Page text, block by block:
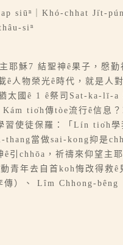
siūⁿ｜Khó-chhat Ji̍t-
siⁿ
穌7 結聖神ê果子，慇勤
人物榮光ê時代，就是人
太國ê 1 ê祭司Sat-ka-lī-a
tio̍h傳tòe流行ê信息？
習使徒保羅：「Lín tio̍h學
thang當做sai-kong抑是
chhōa，祈禱來仰望主耶
青年去自首koh悔改得救ê
）、 Lîm Chhong-bêng